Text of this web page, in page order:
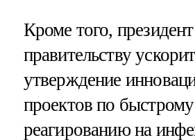
Кроме того,
правительству
утверждение
проектов по быстрому
реагированию на